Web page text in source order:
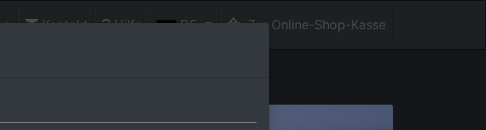
Kontakt Hilfe DE Zur Online-Shop-Kasse